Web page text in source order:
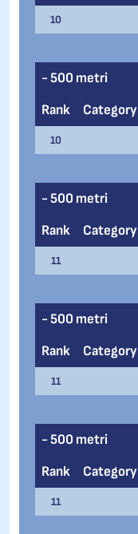
10
- 500 metri
Rank
Category
10
- 500 metri
Rank
Category
11
- 500 metri
Rank
Category
11
- 500 metri
Rank
Category
11